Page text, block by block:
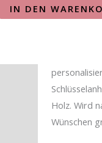
IN DEN
Holz. Wird
Wünschen